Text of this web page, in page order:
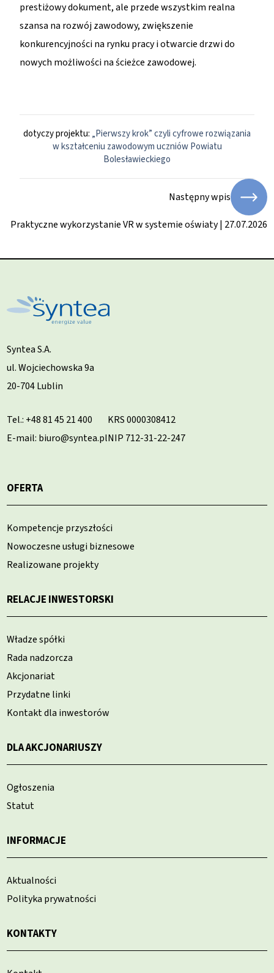
prestiżowy dokument, ale przede wszystkim realna
szansa na rozwój zawodowy, zwiększenie
konkurencyjności na rynku pracy i otwarcie drzwi do
nowych możliwości na ścieżce zawodowej.
dotyczy projektu: „Pierwszy krok” czyli cyfrowe rozwiązania
w kształceniu zawodowym uczniów Powiatu
Bolesławieckiego
Następny wpis
Praktyczne wykorzystanie VR w systemie oświaty | 27.07.2026
Syntea S.A.
ul. Wojciechowska 9a
20-704 Lublin
Tel.: +48 81 45 21 400
E-mail: biuro@syntea.pl
KRS 0000308412
NIP 712-31-22-247
OFERTA
Kompetencje przyszłości
Nowoczesne usługi biznesowe
Realizowane projekty
RELACJE INWESTORSKI
Władze spółki
Rada nadzorcza
Akcjonariat
Przydatne linki
Kontakt dla inwestorów
DLA AKCJONARIUSZY
Ogłoszenia
Statut
INFORMACJE
Aktualności
Polityka prywatności
KONTAKTY